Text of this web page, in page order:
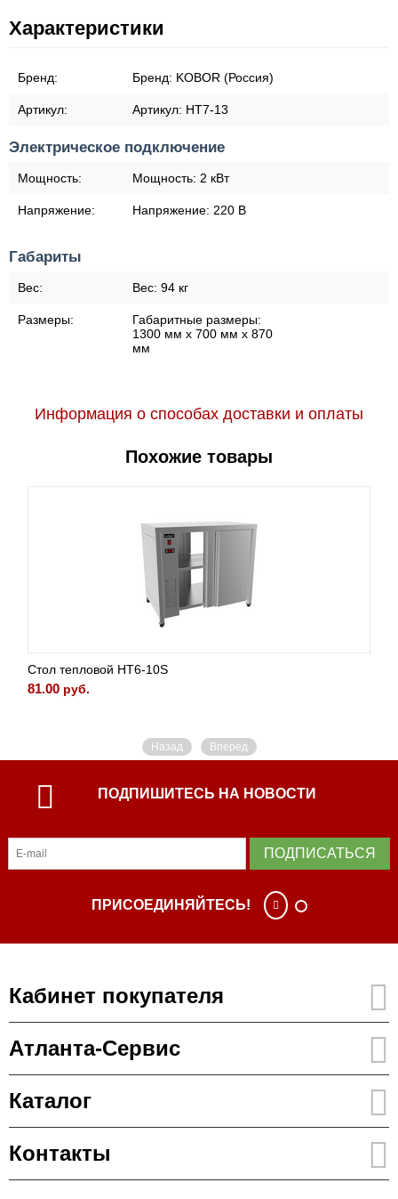
Характеристики
Бренд: Бренд: KOBOR (Россия)
Артикул: Артикул: HT7-13
Электрическое подключение
Мощность: Мощность: 2 кВт
Напряжение: Напряжение: 220 В
Габариты
Вес: Вес: 94 кг
Размеры:
Габаритные размеры:
1300 мм х 700 мм х 870
мм
Информация о способах доставки и оплаты
Похожие товары
Стол тепловой HT6-10S
81.00 руб.
Назад Вперед
ПОДПИШИТЕСЬ НА НОВОСТИ
ПОДПИСАТЬСЯ
ПРИСОЕДИНЯЙТЕСЬ!
Кабинет покупателя
Атланта-Сервис
Каталог
Контакты